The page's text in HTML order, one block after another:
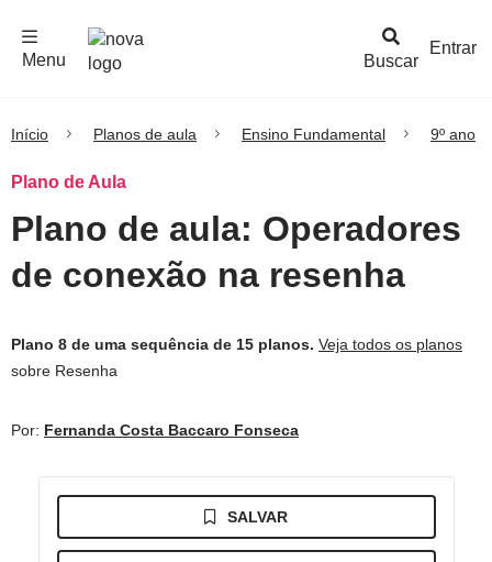
Buscar
Menu
Entrar
Início Planos de aula Ensino Fundamental 9º ano
Plano de Aula
Plano de aula: Operadores
de conexão na resenha
Plano 8 de uma sequência de 15 planos. Veja todos os planos
sobre Resenha
Por: Fernanda Costa Baccaro Fonseca
SALVAR